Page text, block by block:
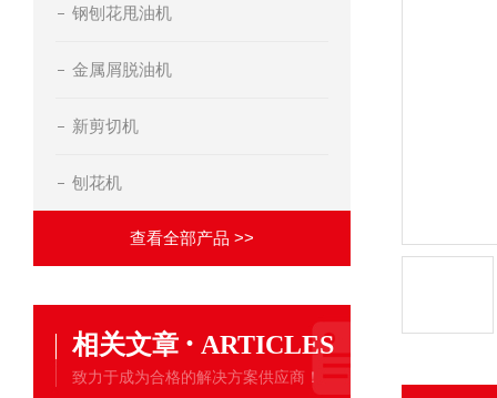
钢刨花甩油机
金属屑脱油机
新剪切机
刨花机
查看全部产品 >>
相关文章 · ARTICLES
致力于成为合格的解决方案供应商！